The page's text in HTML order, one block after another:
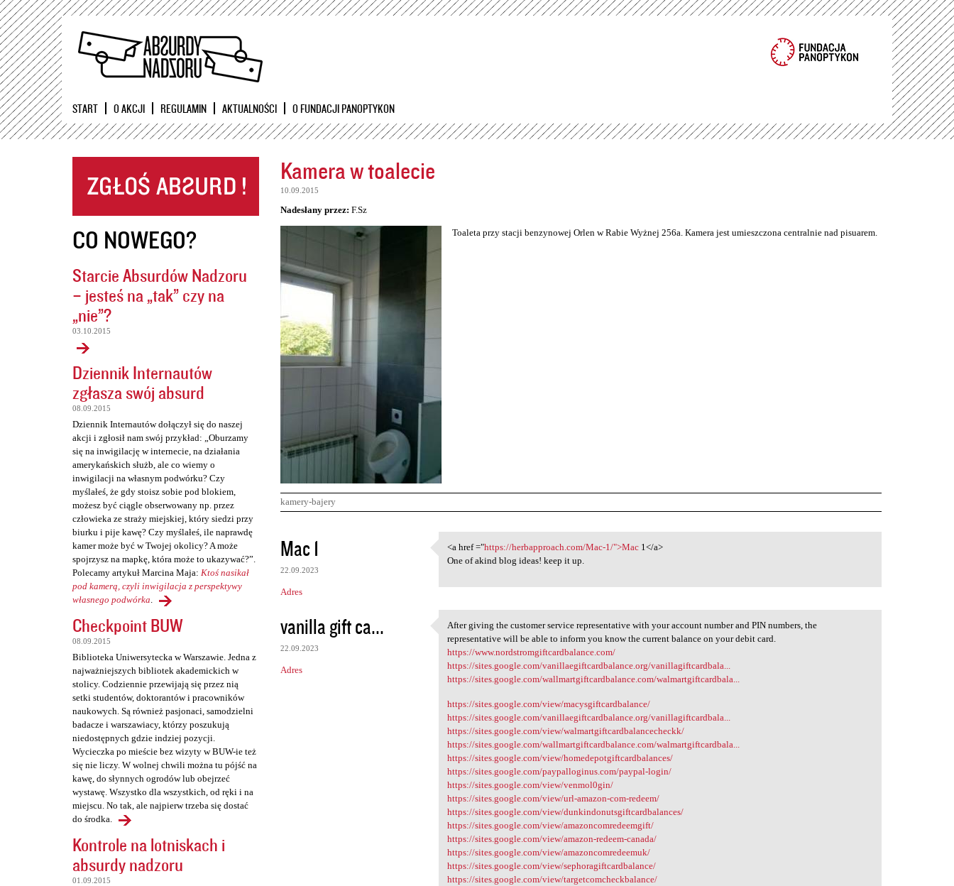
Przejdź
START O AKCJI REGULAMIN AKTUALNOŚCI O FUNDACJI PANOPTYKON
CO NOWEGO?
Starcie Absurdów Nadzoru
– jesteś na „tak” czy na
„nie”?
03.10.2015
Dziennik Internautów
zgłasza swój absurd
08.09.2015
Dziennik Internautów dołączył się do naszej
akcji i zgłosił nam swój przykład: „Oburzamy
się na inwigilację w internecie, na działania
amerykańskich służb, ale co wiemy o
inwigilacji na własnym podwórku? Czy
myślałeś, że gdy stoisz sobie pod blokiem,
możesz być ciągle obserwowany np. przez
człowieka ze straży miejskiej, który siedzi przy
biurku i pije kawę? Czy myślałeś, ile naprawdę
kamer może być w Twojej okolicy? A może
spojrzysz na mapkę, która może to ukazywać?”.
Polecamy artykuł Marcina Maja: Ktoś nasikał
pod kamerą, czyli inwigilacja z perspektywy
własnego podwórka.
Checkpoint BUW
08.09.2015
Biblioteka Uniwersytecka w Warszawie. Jedna z
najważniejszych bibliotek akademickich w
stolicy. Codziennie przewijają się przez nią
setki studentów, doktorantów i pracowników
naukowych. Są również pasjonaci, samodzielni
badacze i warszawiacy, którzy poszukują
niedostępnych gdzie indziej pozycji.
Wycieczka po mieście bez wizyty w BUW-ie też
się nie liczy. W wolnej chwili można tu pójść na
kawę, do słynnych ogrodów lub obejrzeć
wystawę. Wszystko dla wszystkich, od ręki i na
miejscu. No tak, ale najpierw trzeba się dostać
do środka.
Kontrole na lotniskach i
absurdy nadzoru
01.09.2015
Kamera w toalecie
10.09.2015
Nadesłany przez: F.Sz
Toaleta przy stacji benzynowej Orlen w Rabie Wyżnej 256a. Kamera jest umieszczona centralnie nad pisuarem.
kamery-bajery
K
o
m
e
n
t
r
Mac 1
22.09.2023
Adres
<a href ="https:/
<a href ="https://herbapproach.com/Mac-1/">Mac 1</a>
One of akind blog ideas! keep it up.
vanilla gift ca...
22.09.2023
Adres
After giving the customer
After giving the customer service representative with your account number and PIN numbers, the
representative will be able to inform you know the current balance on your debit card.
https://www.nordstromgiftcardbalance.com/
https://sites.google.com/vanillaegiftcardbalance.org/vanillagiftcardbala...
https://sites.google.com/wallmartgiftcardbalance.com/walmartgiftcardbala...
https://sites.google.com/view/macysgiftcardbalance/
https://sites.google.com/vanillaegiftcardbalance.org/vanillagiftcardbala...
https://sites.google.com/view/walmartgiftcardbalancecheckk/
https://sites.google.com/wallmartgiftcardbalance.com/walmartgiftcardbala...
https://sites.google.com/view/homedepotgiftcardbalances/
https://sites.google.com/paypalloginus.com/paypal-login/
https://sites.google.com/view/venmol0gin/
https://sites.google.com/view/url-amazon-com-redeem/
https://sites.google.com/view/dunkindonutsgiftcardbalances/
https://sites.google.com/view/amazoncomredeemgift/
https://sites.google.com/view/amazon-redeem-canada/
https://sites.google.com/view/amazoncomredeemuk/
https://sites.google.com/view/sephoragiftcardbalance/
https://sites.google.com/view/targetcomcheckbalance/